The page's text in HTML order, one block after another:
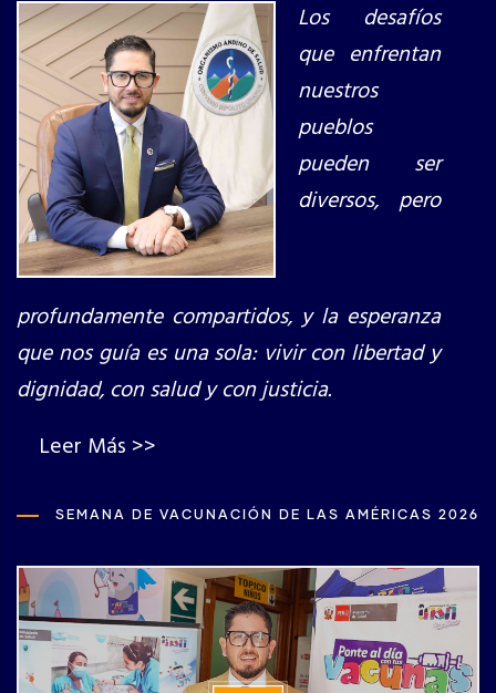
Los desafíos
que enfrentan
nuestros
pueblos
pueden ser
diversos, pero
profundamente compartidos, y la esperanza
que nos guía es una sola: vivir con libertad y
dignidad, con salud y con justicia.
Leer Más >>
SEMANA DE VACUNACIÓN DE LAS AMÉRICAS 2026